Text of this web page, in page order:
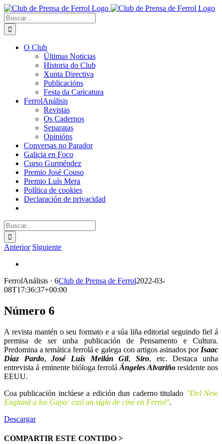
Saltar
al
contenido
Buscar:
O Club
Últimas Noticias
Historia do Club
Xunta Directiva
Publicacións
Festa da Caricatura
FerrolAnálisis
Revistas
Os Cadernos
Separatas
Opinións
Conversas no Parador
Galicia en Foco
Curso Gurméndez
Premio José Couso
Premio Luís Mera
Política de cookies
Declaración de privacidad
Buscar:
Anterior Siguiente
más
grande
FerrolAnálisis · 6Club de Prensa de Ferrol2022-03-
08T17:36:37+00:00
Número 6
A revista mantén o seu formato e a súa liña editorial seguindo fiel á
premisa de ser unha publicación de Pensamento e Cultura.
Predomina a temática ferrolá e galega con artigos asinados por Isaac
Díaz Pardo,José Luís Meilán Gil,Siro, etc. Destaca unha
entrevista á eminente bióloga ferroláÁngeles Alvariñoresidente nos
EEUU.
Coa publicación inclúese a edición dun caderno titulado "Del New
England a los Gaya: casi un siglo de cine en Ferrol".
Descargar
COMPARTIR ESTE CONTIDO >